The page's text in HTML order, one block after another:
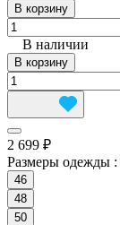
В корзину
В наличии
В корзину
2 699 ₽
Размеры одежды :
46
48
50